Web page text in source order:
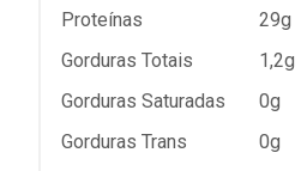
Proteínas
29g
Gorduras Totais
1,2g
Gorduras Saturadas
0g
Gorduras Trans
0g